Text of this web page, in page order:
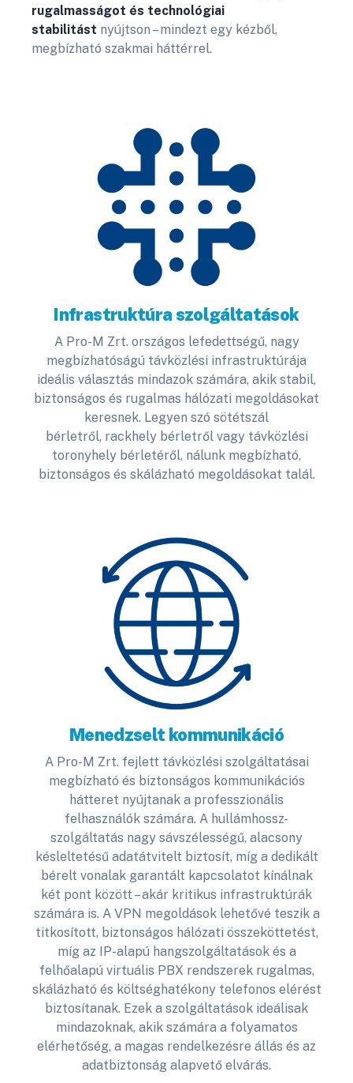
rugalmasságot és technológiai
stabilitást nyújtson – mindezt egy kézből,
megbízható szakmai háttérrel.
Infrastruktúra szolgáltatások
A Pro-M Zrt. országos lefedettségű, nagy
megbízhatóságú távközlési infrastruktúrája
ideális választás mindazok számára, akik stabil,
biztonságos és rugalmas hálózati megoldásokat
keresnek. Legyen szó sötétszál
bérletről, rackhely bérletről vagy távközlési
toronyhely bérletéről, nálunk megbízható,
biztonságos és skálázható megoldásokat talál.
Menedzselt kommunikáció
A Pro-M Zrt. fejlett távközlési szolgáltatásai
megbízható és biztonságos kommunikációs
hátteret nyújtanak a professzionális
felhasználók számára. A hullámhossz-
szolgáltatás nagy sávszélességű, alacsony
késleltetésű adatátvitelt biztosít, míg a dedikált
bérelt vonalak garantált kapcsolatot kínálnak
két pont között – akár kritikus infrastruktúrák
számára is. A VPN megoldások lehetővé teszik a
titkosított, biztonságos hálózati összeköttetést,
míg az IP-alapú hangszolgáltatások és a
felhőalapú virtuális PBX rendszerek rugalmas,
skálázható és költséghatékony telefonos elérést
biztosítanak. Ezek a szolgáltatások ideálisak
mindazoknak, akik számára a folyamatos
elérhetőség, a magas rendelkezésre állás és az
adatbiztonság alapvető elvárás.